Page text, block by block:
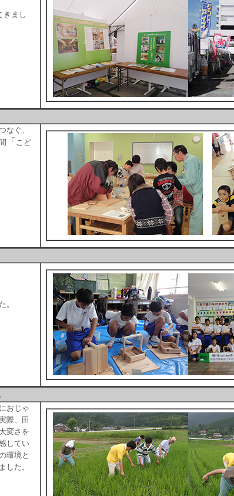
きまし
なぐ、
「 こど
。
おじゃ
際、田
変さを
してい
環境と
した。